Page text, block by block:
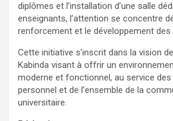
diplômes et l’installation d’une salle
enseignants, l’attention se concentre
renforcement et le développement
Cette initiative s’inscrit dans la vision
Kabinda visant à offrir un
moderne et fonctionnel, au service des
personnel et de l’ensemble de la
universitaire.